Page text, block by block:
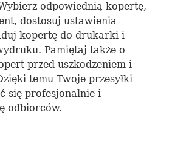
odpowiednią kopertę,
dostosuj ustawienia
kopertę do drukarki i
Pamiętaj także o
przed uszkodzeniem i
temu Twoje przesyłki
się profesjonalnie i
odbiorców.